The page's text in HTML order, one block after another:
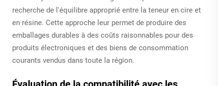
recherche de l'équilibre approprié entre la teneur en cire et
en résine. Cette approche leur permet de produire des
emballages durables à des coûts raisonnables pour des
produits électroniques et des biens de consommation
courants vendus dans toute la région.